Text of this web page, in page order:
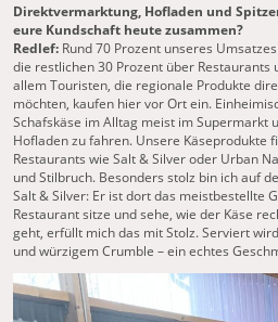
Direktvermarktung, Hofladen und
eure Kundschaft heute zusammen?
Redlef: Rund 70 Prozent unseres
die restlichen 30 Prozent über Restaurants
allem Touristen, die regionale Produkte
möchten, kaufen hier vor Ort ein.
Schafskäse im Alltag meist im Supermarkt
Hofladen zu fahren. Unsere Käseprodukte
Restaurants wie Salt & Silver oder Urban
und Stilbruch. Besonders stolz bin ich auf
Salt & Silver: Er ist dort das meistbestellte
Restaurant sitze und sehe, wie der Käse
geht, erfüllt mich das mit Stolz. Serviert
und würzigem Crumble – ein echtes